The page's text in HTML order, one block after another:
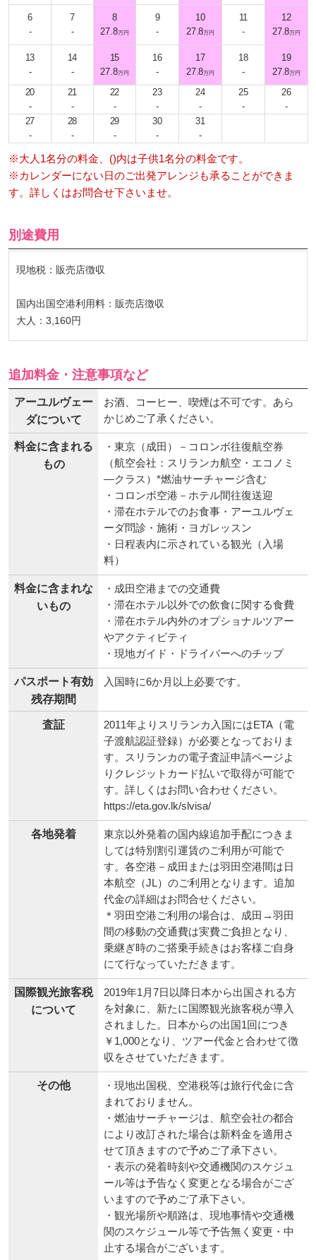
6
-
7
-
8
27.8万円
9
-
10
27.8万円
11
-
12
27.8万円
13
-
14
-
15
27.8万円
16
-
17
27.8万円
18
-
19
27.8万円
20
-
21
-
22
-
23
-
24
-
25
-
26
-
27
-
28
-
29
-
30
-
31
-
※大人1名分の料金、()内は子供1名分の料金です。
※カレンダーにない日のご出発アレンジも承ることができま
す。詳しくはお問合せ下さいませ。
別途費用
現地税：販売店徴収
国内出国空港利用料：販売店徴収
大人：3,160円
追加料金・注意事項など
アーユルヴェー
ダについて
お酒、コーヒー、喫煙は不可です。あら
かじめご了承ください。
料金に含まれる
もの
・東京（成田）－コロンボ往復航空券
（航空会社：スリランカ航空・エコノミ
―クラス）*燃油サーチャージ含む
・コロンボ空港－ホテル間往復送迎
・滞在ホテルでのお食事・アーユルヴェ
ーダ問診・施術・ヨガレッスン
・日程表内に示されている観光（入場
料）
料金に含まれな
いもの
・成田空港までの交通費
・滞在ホテル以外での飲食に関する食費
・滞在ホテル内外のオプショナルツアー
やアクティビティ
・現地ガイド・ドライバーへのチップ
パスポート有効
残存期間
入国時に6か月以上必要です。
査証
2011年よりスリランカ入国にはETA（電
子渡航認証登録）が必要となっておりま
す。スリランカの電子査証申請ページよ
りクレジットカード払いで取得が可能で
す。詳しくはお問い合わせください。
https://eta.gov.lk/slvisa/
各地発着
東京以外発着の国内線追加手配につきま
しては特別割引運賃のご利用が可能で
す。各空港－成田または羽田空港間は日
本航空（JL）のご利用となります。追加
代金の詳細はお問合せください。
＊羽田空港ご利用の場合は、成田→羽田
間の移動の交通費は実費ご負担となり、
乗継ぎ時のご搭乗手続きはお客様ご自身
にて行なっていただきます。
国際観光旅客税
について
2019年1月7日以降日本から出国される方
を対象に、新たに国際観光旅客税が導入
されました。日本からの出国1回につき
￥1,000となり、ツアー代金と合わせて徴
収をさせていただきます。
その他
・現地出国税、空港税等は旅行代金に含
まれておりません。
・燃油サーチャージは、航空会社の都合
により改訂された場合は新料金を適用さ
せて頂きますので予めご了承下さい。
・表示の発着時刻や交通機関のスケジュ
ール等は予告なく変更となる場合がござ
いますので予めご了承下さい。
・観光場所や順路は、現地事情や交通機
関のスケジュール等で予告無く変更・中
止する場合がございます。